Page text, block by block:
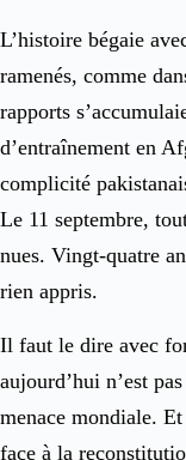
L’histoire bégaie
ramenés, comme
rapports
d’entraînement en
complicité
Le 11 septembre,
nues. Vingt-quatre
rien appris.
Il faut le dire avec
aujourd’hui n’est
menace mondiale.
face à la